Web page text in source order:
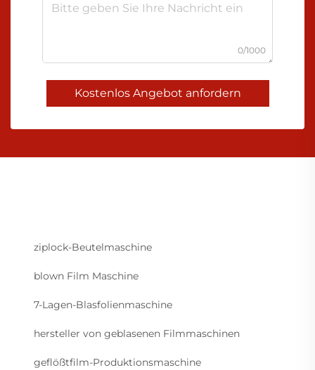
0/1000
Kostenlos Angebot anfordern
ziplock-Beutelmaschine
blown Film Maschine
7-Lagen-Blasfolienmaschine
hersteller von geblasenen Filmmaschinen
geflößtfilm-Produktionsmaschine